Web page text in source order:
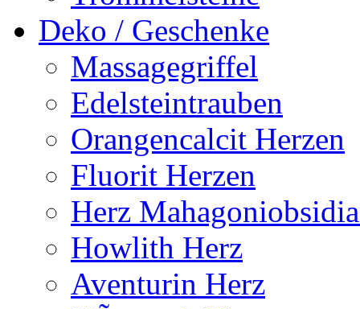
Deko / Geschenke
Massagegriffel
Edelsteintrauben
Orangencalcit Herzen
Fluorit Herzen
Herz
Howlith Herz
Aventurin Herz